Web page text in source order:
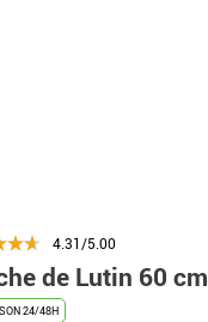
4.31/5.00
de Lutin 60 cm
24/48H